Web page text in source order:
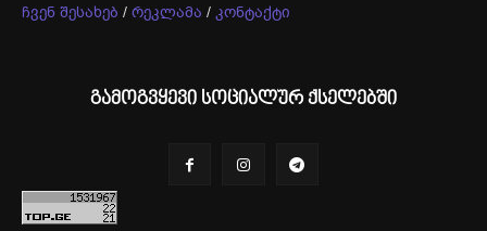
ჩვენ შესახებ / რეკლამა / კონტაქტი
გამოგვყევი სოციალურ ქსელებში